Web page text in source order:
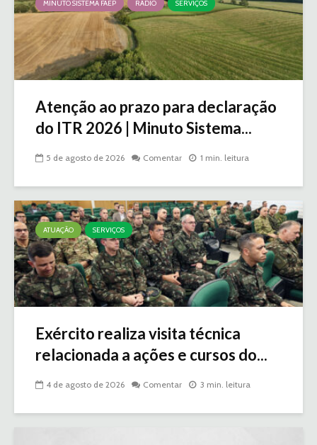
MINUTO SISTEMA FAEP RÁDIO SERVIÇOS
Atenção ao prazo para declaração
do ITR 2026 | Minuto Sistema...
5 de agosto de 2026 Comentar 1 min. leitura
ATUAÇÃO SERVIÇOS
Exército realiza visita técnica
relacionada a ações e cursos do...
4 de agosto de 2026 Comentar 3 min. leitura